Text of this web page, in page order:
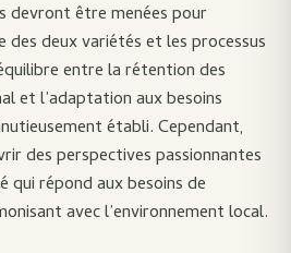
devront être menées pour
deux variétés et les processus
entre la rétention des
et l’adaptation aux besoins
établi. Cependant,
des perspectives passionnantes
qui répond aux besoins de
avec l’environnement local.